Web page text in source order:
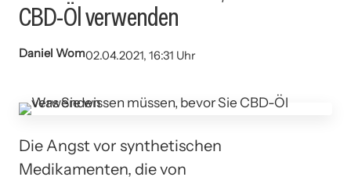
CBD-Öl verwenden
Daniel Wom02.04.2021, 16:31 Uhr
Die Angst vor synthetischen
Medikamenten, die von